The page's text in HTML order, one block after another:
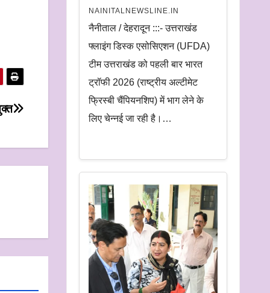
NAINITALNEWSLINE.IN
नैनीताल / देहरादून :::- उत्तराखंड
फ्लाइंग डिस्क एसोसिएशन (UFDA)
टीम उत्तराखंड को पहली बार भारत
ट्रॉफी 2026 (राष्ट्रीय अल्टीमेट
फ्रिस्बी चैंपियनशिप) में भाग लेने के
लिए चेन्नई जा रही है।…